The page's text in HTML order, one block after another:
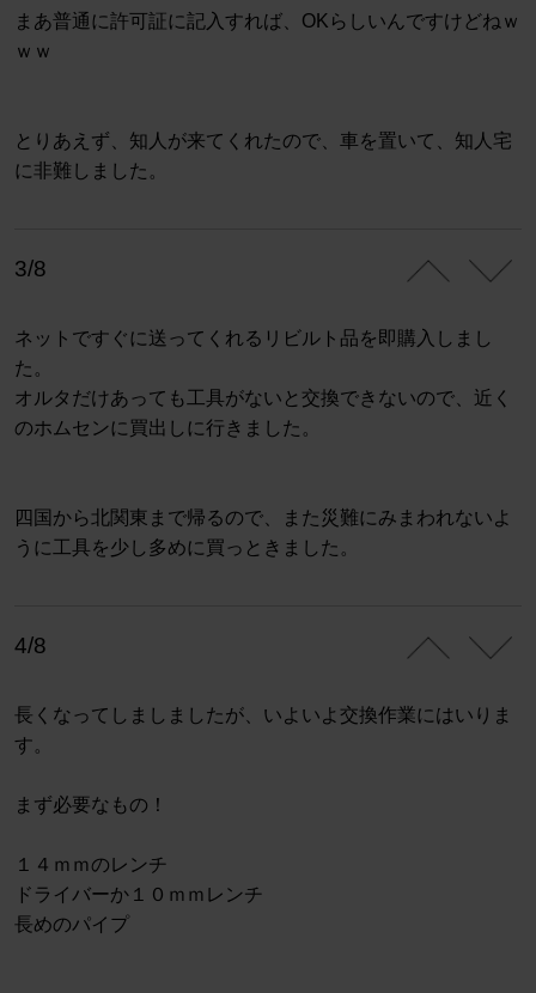
まあ普通に許可証に記入すれば、OKらしいんですけどねｗ
ｗｗ
とりあえず、知人が来てくれたので、車を置いて、知人宅
に非難しました。
3/8
ネットですぐに送ってくれるリビルト品を即購入しまし
た。
オルタだけあっても工具がないと交換できないので、近く
のホムセンに買出しに行きました。
四国から北関東まで帰るので、また災難にみまわれないよ
うに工具を少し多めに買っときました。
4/8
長くなってしましましたが、いよいよ交換作業にはいりま
す。
まず必要なもの！
１４ｍｍのレンチ
ドライバーか１０ｍｍレンチ
長めのパイプ